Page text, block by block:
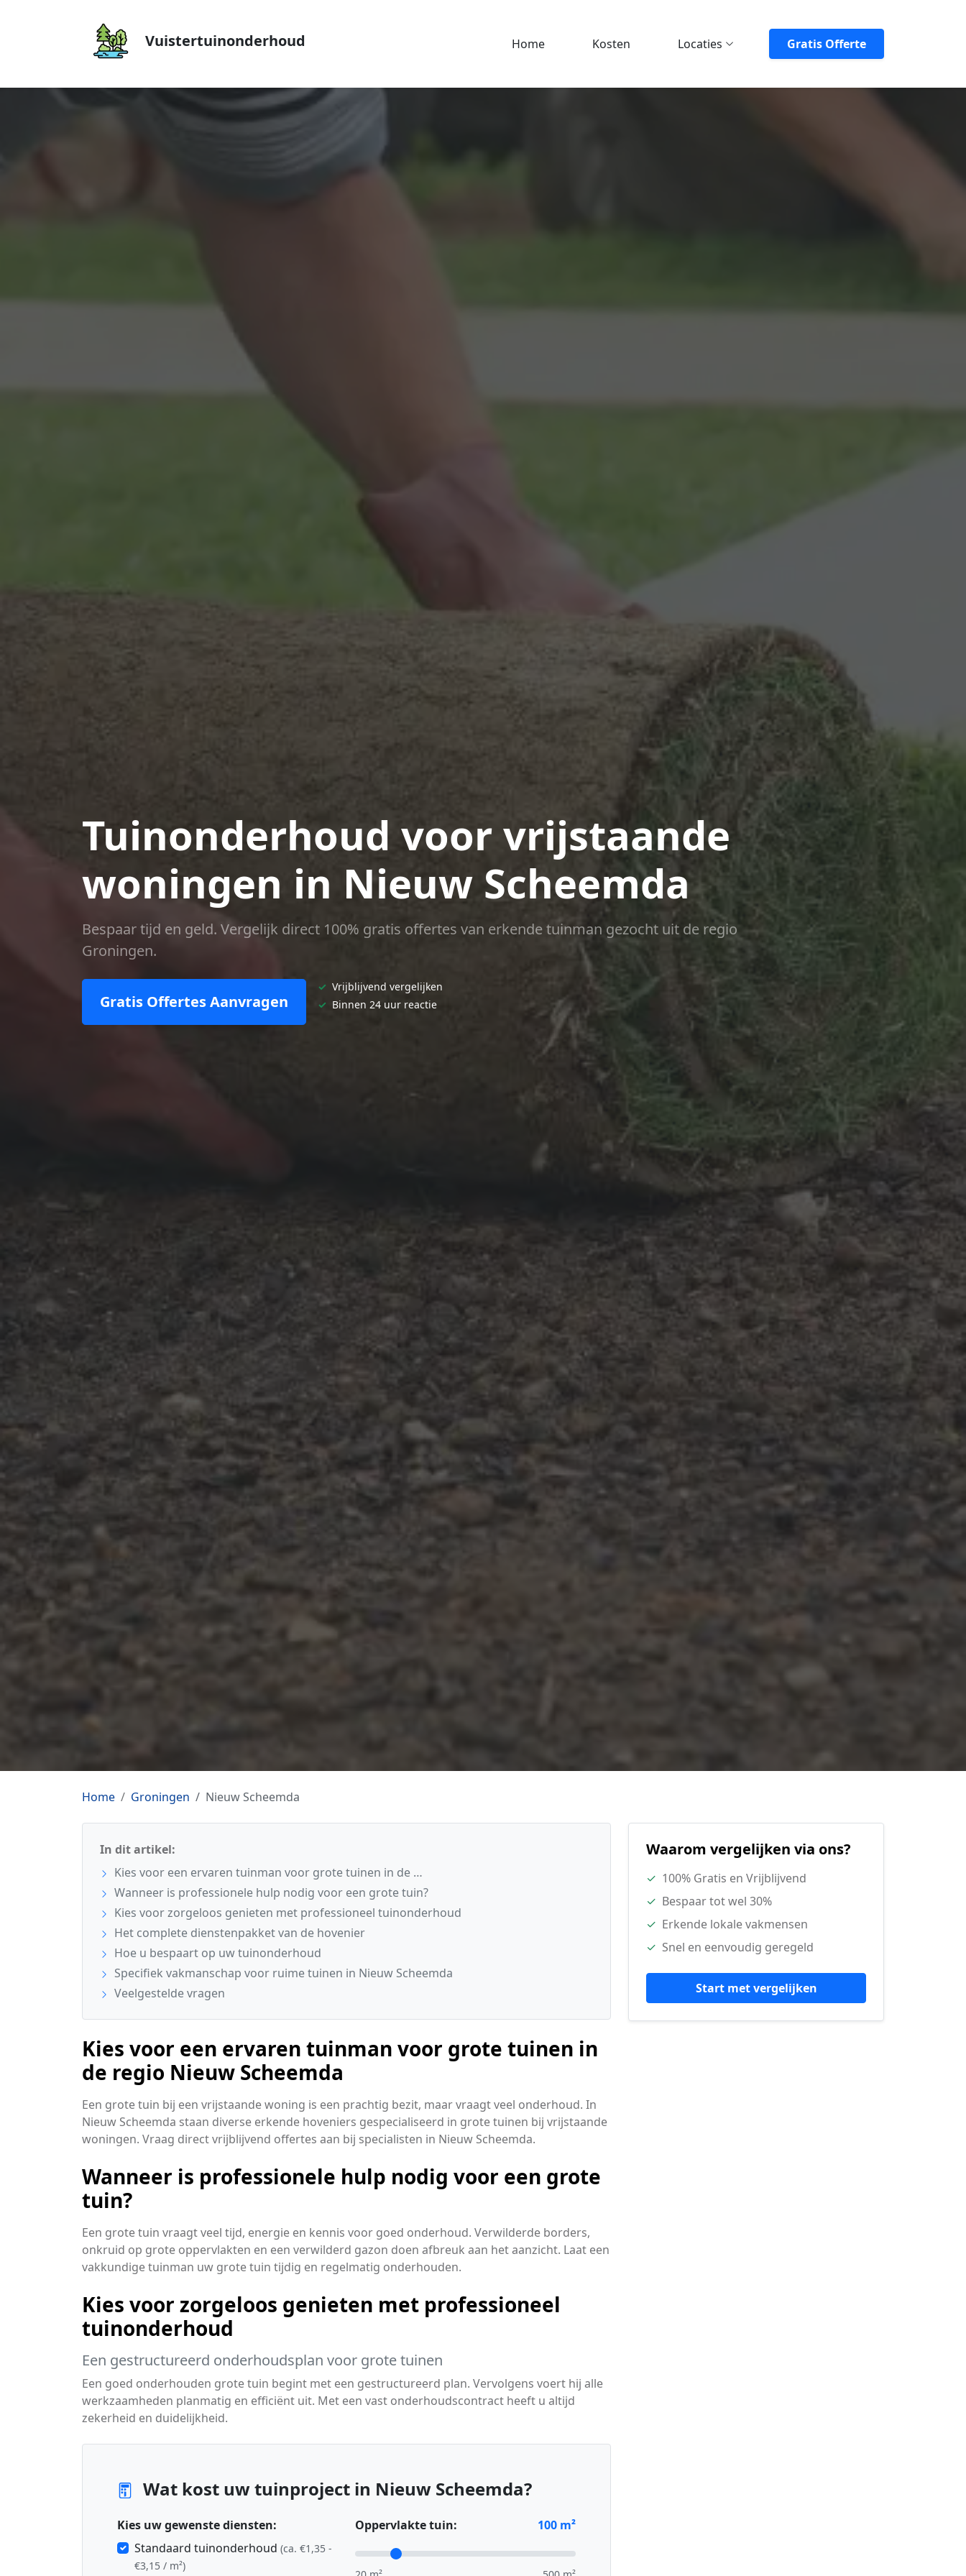
Vuistertuinonderhoud Home Kosten Locaties Gratis Offerte
Tuinonderhoud voor vrijstaande
woningen in Nieuw Scheemda
Bespaar tijd en geld. Vergelijk direct 100% gratis offertes van erkende tuinman gezocht uit de regio
Groningen.
Gratis Offertes Aanvragen
✓ Vrijblijvend vergelijken
✓ Binnen 24 uur reactie
Home Groningen Nieuw Scheemda
In dit artikel:
Kies voor een ervaren tuinman voor grote tuinen in de …
Wanneer is professionele hulp nodig voor een grote tuin?
Kies voor zorgeloos genieten met professioneel tuinonderhoud
Het complete dienstenpakket van de hovenier
Hoe u bespaart op uw tuinonderhoud
Specifiek vakmanschap voor ruime tuinen in Nieuw Scheemda
Veelgestelde vragen
Kies voor een ervaren tuinman voor grote tuinen in
de regio Nieuw Scheemda
Een grote tuin bij een vrijstaande woning is een prachtig bezit, maar vraagt veel onderhoud. In
Nieuw Scheemda staan diverse erkende hoveniers gespecialiseerd in grote tuinen bij vrijstaande
woningen. Vraag direct vrijblijvend offertes aan bij specialisten in Nieuw Scheemda.
Wanneer is professionele hulp nodig voor een grote
tuin?
Een grote tuin vraagt veel tijd, energie en kennis voor goed onderhoud. Verwilderde borders,
onkruid op grote oppervlakten en een verwilderd gazon doen afbreuk aan het aanzicht. Laat een
vakkundige tuinman uw grote tuin tijdig en regelmatig onderhouden.
Kies voor zorgeloos genieten met professioneel
tuinonderhoud
Een gestructureerd onderhoudsplan voor grote tuinen
Een goed onderhouden grote tuin begint met een gestructureerd plan. Vervolgens voert hij alle
werkzaamheden planmatig en efficiënt uit. Met een vast onderhoudscontract heeft u altijd
zekerheid en duidelijkheid.
Wat kost uw tuinproject in Nieuw Scheemda?
Kies uw gewenste diensten:
Standaard tuinonderhoud (ca. €1,35 -
€3,15 / m²)
Oppervlakte tuin: 100 m²
Waarom vergelijken via ons?
✓ 100% Gratis en Vrijblijvend
✓ Bespaar tot wel 30%
✓ Erkende lokale vakmensen
✓ Snel en eenvoudig geregeld
Start met vergelijken